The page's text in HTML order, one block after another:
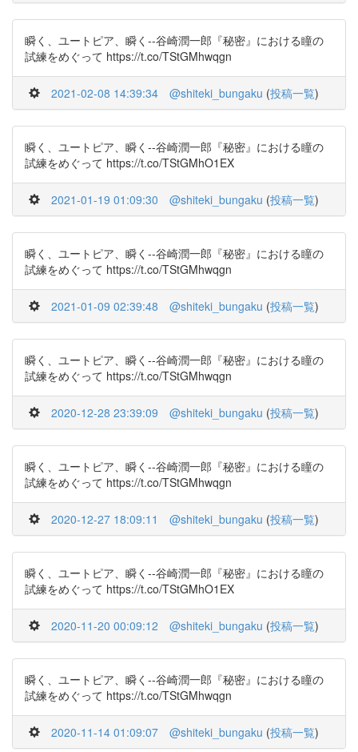
瞬く、ユートピア、瞬く--谷崎潤一郎『秘密』における瞳の
試練をめぐって https://t.co/TStGMhwqgn
2021-02-08 14:39:34 @shiteki_bungaku (投稿一覧)
瞬く、ユートピア、瞬く--谷崎潤一郎『秘密』における瞳の
試練をめぐって https://t.co/TStGMhO1EX
2021-01-19 01:09:30 @shiteki_bungaku (投稿一覧)
瞬く、ユートピア、瞬く--谷崎潤一郎『秘密』における瞳の
試練をめぐって https://t.co/TStGMhwqgn
2021-01-09 02:39:48 @shiteki_bungaku (投稿一覧)
瞬く、ユートピア、瞬く--谷崎潤一郎『秘密』における瞳の
試練をめぐって https://t.co/TStGMhwqgn
2020-12-28 23:39:09 @shiteki_bungaku (投稿一覧)
瞬く、ユートピア、瞬く--谷崎潤一郎『秘密』における瞳の
試練をめぐって https://t.co/TStGMhwqgn
2020-12-27 18:09:11 @shiteki_bungaku (投稿一覧)
瞬く、ユートピア、瞬く--谷崎潤一郎『秘密』における瞳の
試練をめぐって https://t.co/TStGMhO1EX
2020-11-20 00:09:12 @shiteki_bungaku (投稿一覧)
瞬く、ユートピア、瞬く--谷崎潤一郎『秘密』における瞳の
試練をめぐって https://t.co/TStGMhwqgn
2020-11-14 01:09:07 @shiteki_bungaku (投稿一覧)